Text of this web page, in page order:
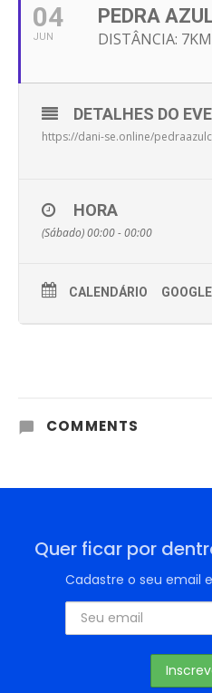
04
JUN
PEDRA
DISTÂNCIA: 7KM
DETALHES DO
https://dani-se.online/
HORA
(Sábado) 00:00 - 00:00
CALENDÁRIO
COMMENTS
Quer ficar por
Cadastre o seu email